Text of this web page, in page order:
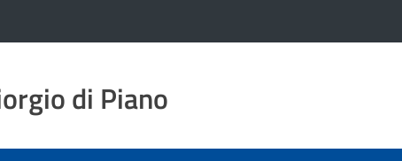
di Piano